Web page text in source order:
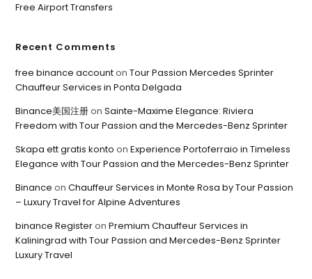
Free Airport Transfers
Recent Comments
free binance accountonTour Passion Mercedes Sprinter
Chauffeur Services in Ponta Delgada
Binance美国注册onSainte-Maxime Elegance: Riviera
Freedom with Tour Passion and the Mercedes-Benz Sprinter
Skapa ett gratis konto onExperience Portoferraio in Timeless
Elegance with Tour Passion and the Mercedes-Benz Sprinter
Binance onChauffeur Services in Monte Rosa by Tour Passion
– Luxury Travel for Alpine Adventures
binance RegisteronPremium Chauffeur Services in
Kaliningrad with Tour Passion and Mercedes-Benz Sprinter
Luxury Travel